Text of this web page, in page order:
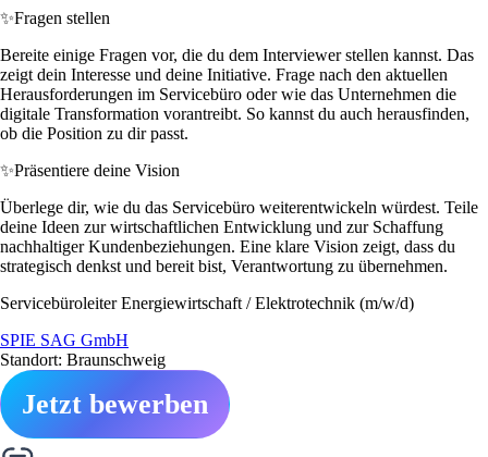
✨Fragen stellen
Bereite einige Fragen vor, die du dem Interviewer stellen kannst. Das
zeigt dein Interesse und deine Initiative. Frage nach den aktuellen
Herausforderungen im Servicebüro oder wie das Unternehmen die
digitale Transformation vorantreibt. So kannst du auch herausfinden,
ob die Position zu dir passt.
✨Präsentiere deine Vision
Überlege dir, wie du das Servicebüro weiterentwickeln würdest. Teile
deine Ideen zur wirtschaftlichen Entwicklung und zur Schaffung
nachhaltiger Kundenbeziehungen. Eine klare Vision zeigt, dass du
strategisch denkst und bereit bist, Verantwortung zu übernehmen.
Servicebüroleiter Energiewirtschaft / Elektrotechnik (m/w/d)
SPIE SAG GmbH
Standort: Braunschweig
Jetzt bewerben